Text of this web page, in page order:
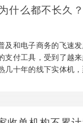
易生等走的都是备付
繁交易，笔数多，并
算资金不能秒到，资金
什么都不长久
及和电子商务的飞速
支付工具，受到了越
几十年的线下实体机
好的产品来代替。 科